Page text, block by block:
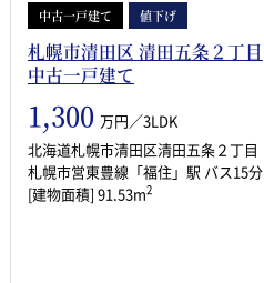
中古一戸建て 値下げ
札幌市清田区 清田五条２丁目
中古一戸建て
1,300 万円／3LDK
北海道札幌市清田区清田五条２丁目
札幌市営東豊線「福住」駅 バス15分
[建物面積] 91.53m2